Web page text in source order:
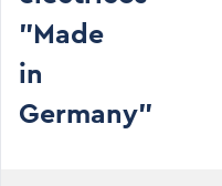
"Made
in
Germany"